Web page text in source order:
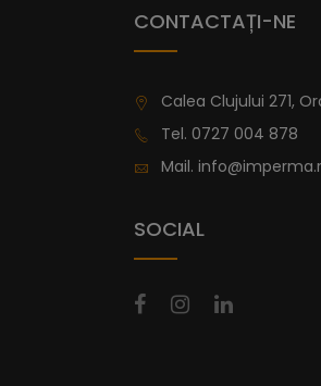
cu marmură minerală și
40 de variații de dimensiuni standard
dorită, poți solicita una
Antracit, Cu Sifon Inclus
CONTACTAȚI-NE
Calea Clujului 271,
Tel. 0727 004 878
Mail.
SOCIAL